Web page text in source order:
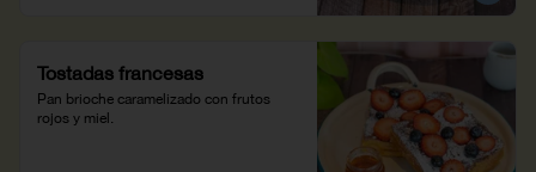
Tostadas francesas
Pan brioche caramelizado con frutos
rojos y miel.